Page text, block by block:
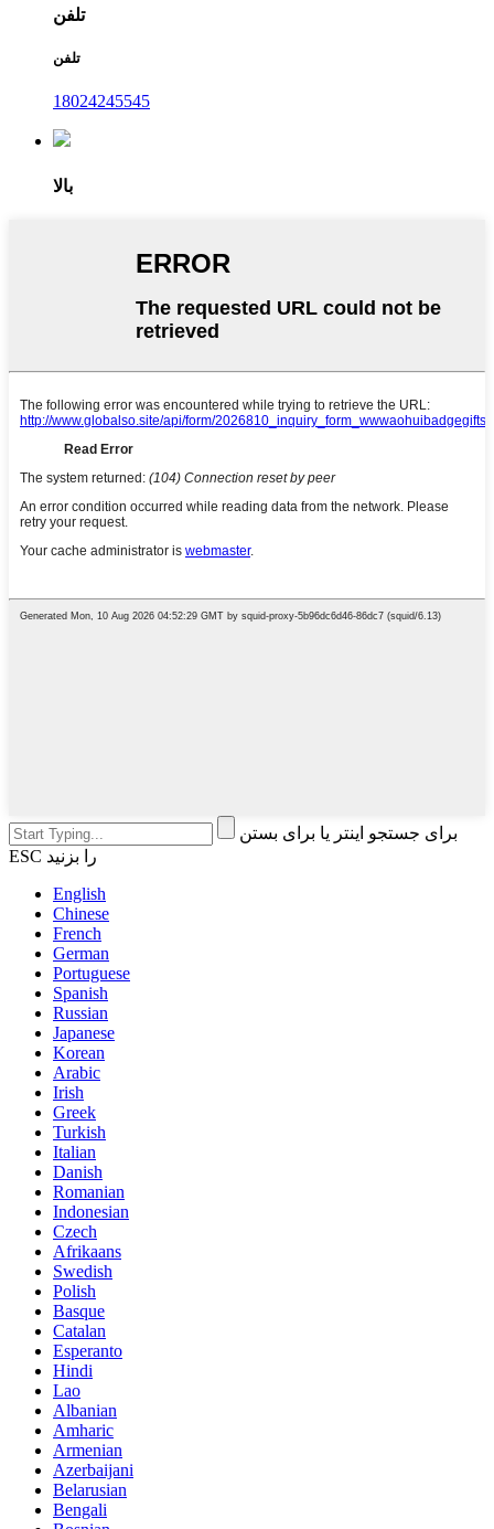
تلفن
تلفن
18024245545
بالا
برای جستجو اینتر یا برای بستن
ESC را بزنید
English
Chinese
French
German
Portuguese
Spanish
Russian
Japanese
Korean
Arabic
Irish
Greek
Turkish
Italian
Danish
Romanian
Indonesian
Czech
Afrikaans
Swedish
Polish
Basque
Catalan
Esperanto
Hindi
Lao
Albanian
Amharic
Armenian
Azerbaijani
Belarusian
Bengali